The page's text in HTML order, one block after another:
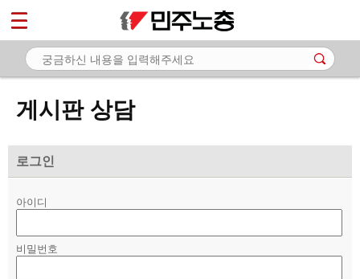
게시판 상담
로그인
아이디
비밀번호
마이페이지
소개
노동상담
- 게시판 상담
- 바로보기
- 찾아보기